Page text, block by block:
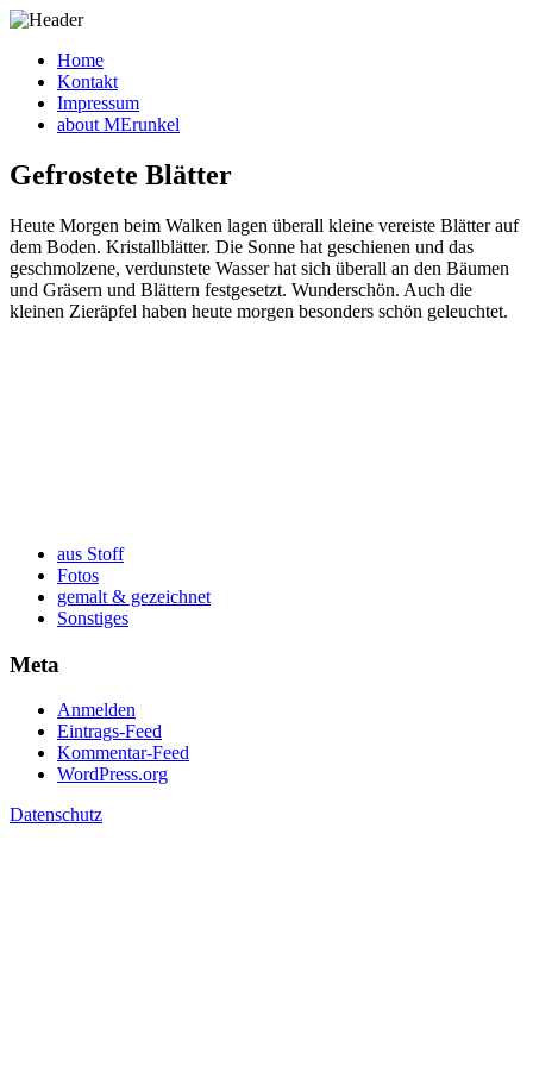
Home
Kontakt
Impressum
about MErunkel
Gefrostete Blätter
Heute Morgen beim Walken lagen überall kleine vereiste Blätter auf
dem Boden. Kristallblätter. Die Sonne hat geschienen und das
geschmolzene, verdunstete Wasser hat sich überall an den Bäumen
und Gräsern und Blättern festgesetzt. Wunderschön. Auch die
kleinen Zieräpfel haben heute morgen besonders schön geleuchtet.
aus Stoff
Fotos
gemalt & gezeichnet
Sonstiges
Meta
Anmelden
Eintrags-Feed
Kommentar-Feed
WordPress.org
Datenschutz